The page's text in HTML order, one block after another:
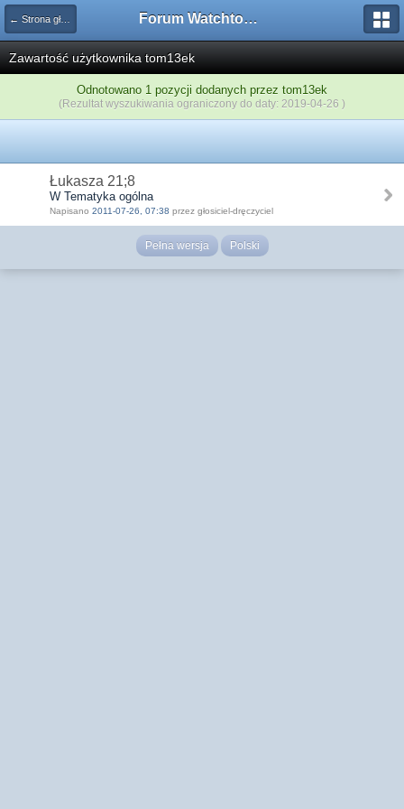
← Strona główna Forum Watchtower
Zawartość użytkownika tom13ek
Odnotowano 1 pozycji dodanych przez tom13ek
(Rezultat wyszukiwania ograniczony do daty: 2019-04-26 )
Łukasza 21;8
W Tematyka ogólna
Napisano 2011-07-26, 07:38 przez głosiciel-dręczyciel
Pełna wersja Polski